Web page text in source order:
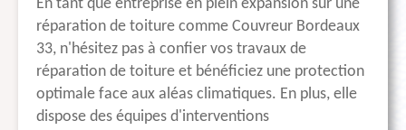
En tant que entreprise en plein expansion sur une
réparation de toiture comme Couvreur Bordeaux
33, n'hésitez pas à confier vos travaux de
réparation de toiture et bénéficiez une protection
optimale face aux aléas climatiques. En plus, elle
dispose des équipes d'interventions